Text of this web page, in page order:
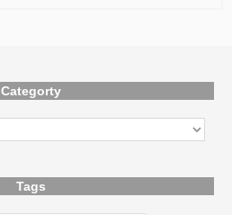
Categorty
Tags